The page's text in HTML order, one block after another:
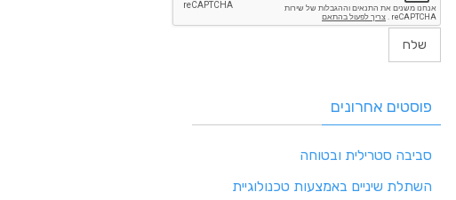
פוסטים אחרונים
סביבה סטרילית ובטוחה
השתלת שיניים באמצעות טכנולוגיית